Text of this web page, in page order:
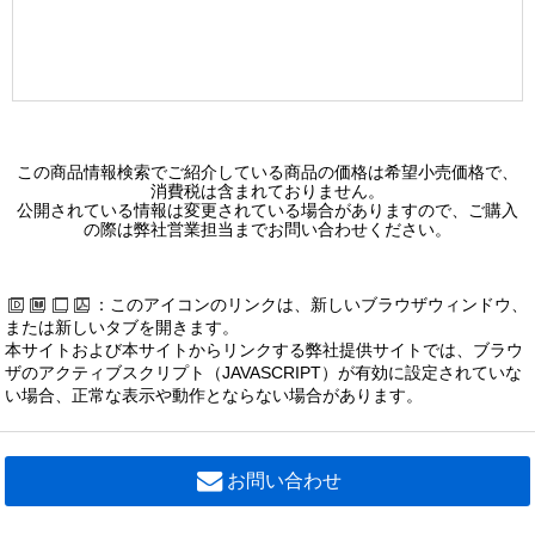
この商品情報検索でご紹介している商品の価格は希望小売価格で、
消費税は含まれておりません。
公開されている情報は変更されている場合がありますので、ご購入
の際は弊社営業担当までお問い合わせください。
：このアイコンのリンクは、新しいブラウザウィンドウ、
または新しいタブを開きます。
本サイトおよび本サイトからリンクする弊社提供サイトでは、ブラウ
ザのアクティブスクリプト（JAVASCRIPT）が有効に設定されていな
い場合、正常な表示や動作とならない場合があります。
お問い合わせ